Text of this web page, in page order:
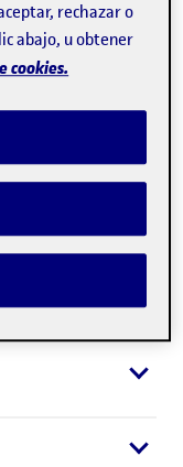
virtualrechazar o
abajo, u obtener
cookies.